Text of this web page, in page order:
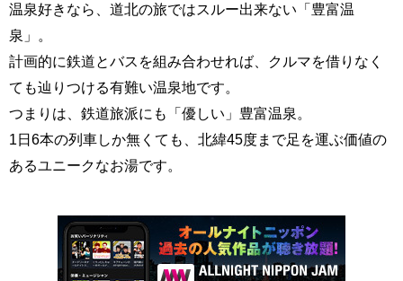
温泉好きなら、道北の旅ではスルー出来ない「豊富温
泉」。
計画的に鉄道とバスを組み合わせれば、クルマを借りなく
ても辿りつける有難い温泉地です。
つまりは、鉄道旅派にも「優しい」豊富温泉。
1日6本の列車しか無くても、北緯45度まで足を運ぶ価値の
あるユニークなお湯です。